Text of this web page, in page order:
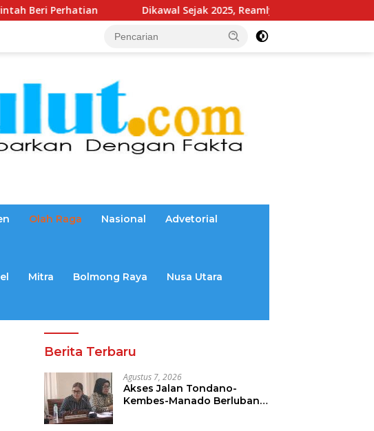
Dikawal Sejak 2025, Reamly Kandoli Sukses Realisasikan Aspirasi
Olah Raga Nasional Advetorial
Mitra Bolmong Raya Nusa Utara
Berita Terbaru
Agustus 7, 2026
Akses Jalan Tondano-
Kembes-Manado Berlubang,